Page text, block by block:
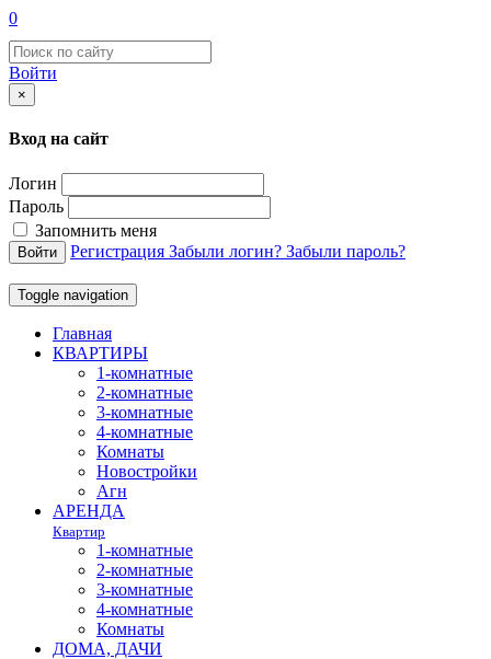
0
Войти
×
Вход на сайт
Логин
Пароль
Запомнить меня
Войти Регистрация Забыли логин? Забыли пароль?
Toggle navigation
Главная
КВАРТИРЫ
1-комнатные
2-комнатные
3-комнатные
4-комнатные
Комнаты
Новостройки
Агн
АРЕНДА
Квартир
1-комнатные
2-комнатные
3-комнатные
4-комнатные
Комнаты
ДОМА, ДАЧИ